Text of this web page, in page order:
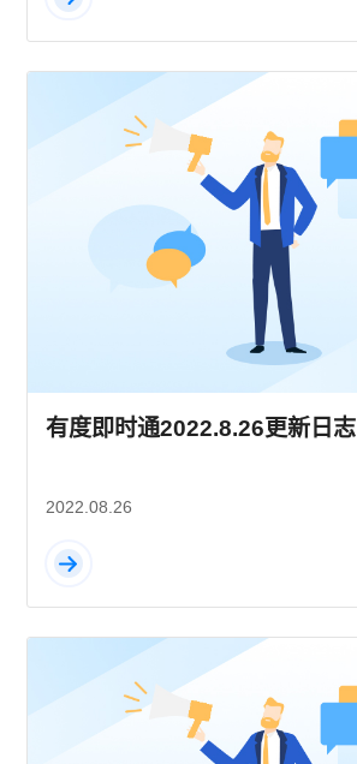
有度即时通2022.8.26更新日志
2022.08.26